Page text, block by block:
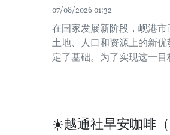
07/08/2026 01:32
在国家发展新阶段，岘港
土地、人口和资源上的新
定了基础。为了实现这一目
☀️越通社早安咖啡（